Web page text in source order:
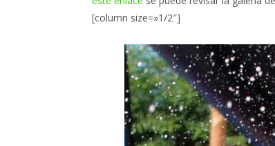
[column size=»1/2″]